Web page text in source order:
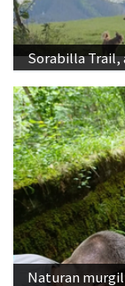
Sorabilla
Naturan